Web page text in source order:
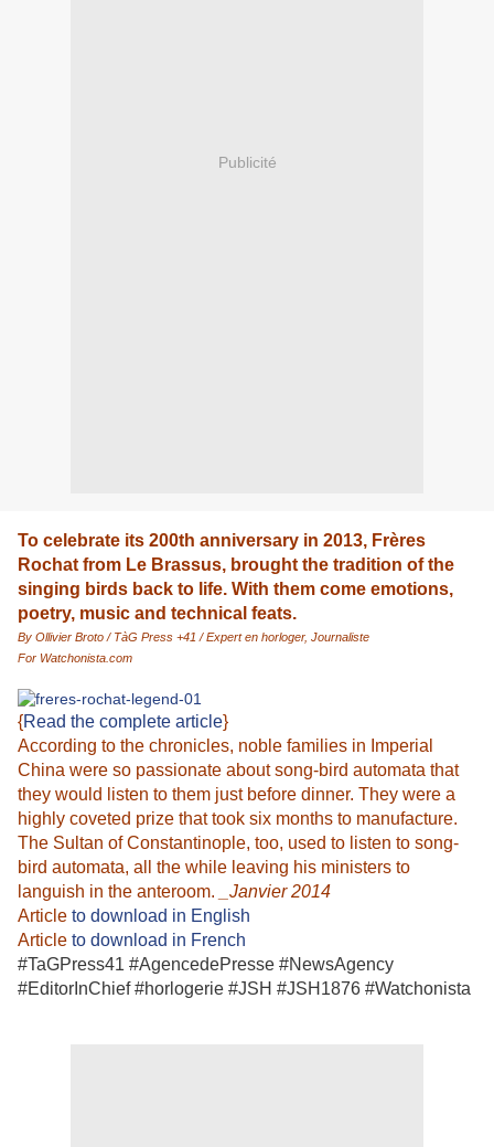
Publicité
To celebrate its 200th anniversary in 2013, Frères
Rochat from Le Brassus, brought the tradition of the
singing birds back to life. With them come emotions,
poetry, music and technical feats.
By Ollivier Broto / TàG Press +41 / Expert en horloger, Journaliste
For Watchonista.com
{Read the complete article}
According to the chronicles, noble families in Imperial
China were so passionate about song-bird automata that
they would listen to them just before dinner. They were a
highly coveted prize that took six months to manufacture.
The Sultan of Constantinople, too, used to listen to song-
bird automata, all the while leaving his ministers to
languish in the anteroom.
_Janvier 2014
Article to download in English
Article to download in French
#TaGPress41 #AgencedePresse #NewsAgency
#EditorInChief #horlogerie #JSH #JSH1876 #Watchonista